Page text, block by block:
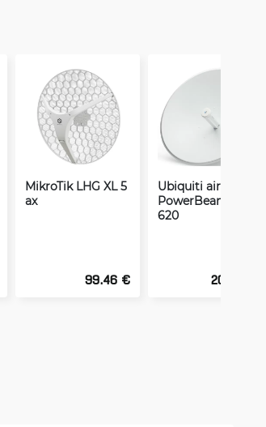
MikroTik LHG XL 5
ax
99.46 €
Ubiquiti airMAX
PowerBeam 5AC
620
209.39 €